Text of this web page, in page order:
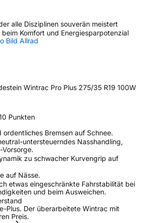
alle Disziplinen souverän meistert
Komfort und Energiesparpotenzial
Bild Allrad
Wintrac Pro Plus 275/35 R19 100W
Punkten
ordentliches Bremsen auf Schnee.
untersteuerndes Nasshandling,
zu schwacher Kurvengrip auf
auf Nässe.
etwas eingeschränkte Fahrstabilität bei
und beim Ausweichen.
Plus. Der überarbeitete Wintrac mit
Preis.